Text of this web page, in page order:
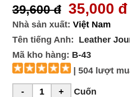
39,600 đ 35,000 đ
Nhà sản xuất: Việt Nam
Tên tiếng Anh: Leather
Mã kho hàng: B-43
| 504 lượt
Cuốn